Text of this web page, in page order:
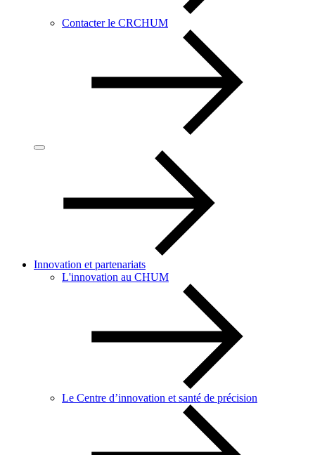
Contacter le CRCHUM
Innovation et partenariats
L'innovation au CHUM
Le Centre d’innovation et santé de précision